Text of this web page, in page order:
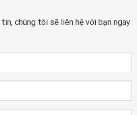
chúng tôi sẽ liên hệ với bạn ngay